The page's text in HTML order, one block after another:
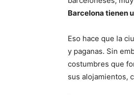
Barcelona tienen
Eso hace que la
y paganas. Sin
costumbres que
sus alojamientos,